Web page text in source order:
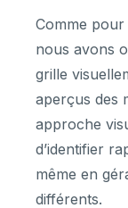
Comme pour
nous avons
grille
aperçus des
approche
d’identifier
même en
différents.